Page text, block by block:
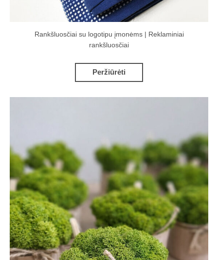
Rankšluosčiai su logotipu įmonėms | Reklaminiai
rankšluosčiai
Peržiūrėti